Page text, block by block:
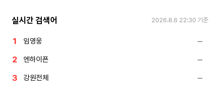
실시간 검색어 2026.8.6 22:30 기준
임영웅
엔하이픈
강원전체